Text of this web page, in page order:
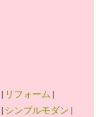
| リフォーム |
| シンプルモダン |